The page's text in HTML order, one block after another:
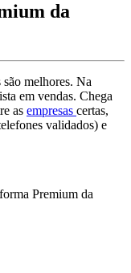
da
melhores. Na
em vendas. Chega
as empresas certas,
validados) e
Premium da